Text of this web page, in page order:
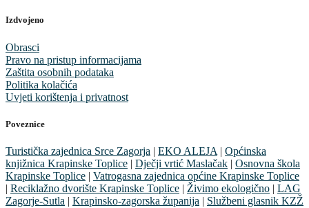
Izdvojeno
Obrasci
Pravo na pristup informacijama
Zaštita osobnih podataka
Politika kolačića
Uvjeti korištenja i privatnost
Poveznice
Turistička zajednica Srce Zagorja | EKO ALEJA | Općinska
knjižnica Krapinske Toplice | Dječji vrtić Maslačak | Osnovna škola
Krapinske Toplice | Vatrogasna zajednica općine Krapinske Toplice
| Reciklažno dvorište Krapinske Toplice | Živimo ekologično | LAG
Zagorje-Sutla | Krapinsko-zagorska županija | Službeni glasnik KZŽ